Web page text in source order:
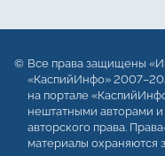
Все права защищены
«КаспийИнфо»
на портале
нештатными авторами и
авторского права.
материалы охраняются